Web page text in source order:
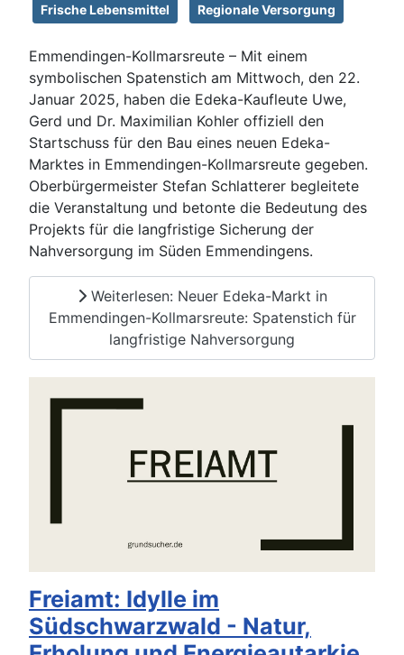
Frische Lebensmittel Regionale Versorgung
Emmendingen-Kollmarsreute – Mit einem
symbolischen Spatenstich am Mittwoch, den 22.
Januar 2025, haben die Edeka-Kaufleute Uwe,
Gerd und Dr. Maximilian Kohler offiziell den
Startschuss für den Bau eines neuen Edeka-
Marktes in Emmendingen-Kollmarsreute gegeben.
Oberbürgermeister Stefan Schlatterer begleitete
die Veranstaltung und betonte die Bedeutung des
Projekts für die langfristige Sicherung der
Nahversorgung im Süden Emmendingens.
Weiterlesen: Neuer Edeka-Markt in
Emmendingen-Kollmarsreute: Spatenstich für
langfristige Nahversorgung
Freiamt: Idylle im
Südschwarzwald - Natur,